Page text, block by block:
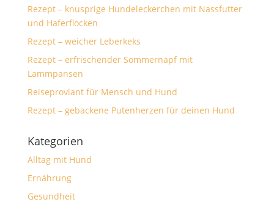
Rezept – knusprige Hundeleckerchen mit Nassfutter
und Haferflocken
Rezept – weicher Leberkeks
Rezept – erfrischender Sommernapf mit
Lammpansen
Reiseproviant für Mensch und Hund
Rezept – gebackene Putenherzen für deinen Hund
Kategorien
Alltag mit Hund
Ernährung
Gesundheit